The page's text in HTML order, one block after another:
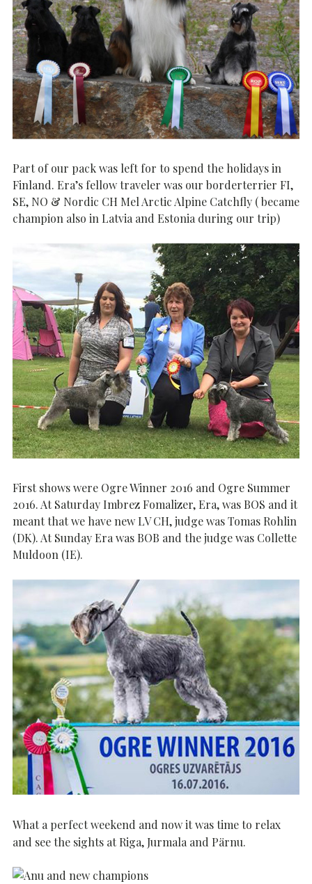
Part of our pack was left for to spend the holidays in
Finland. Era’s fellow traveler was our borderterrier FI,
SE, NO & Nordic CH Mel Arctic Alpine Catchfly ( became
champion also in Latvia and Estonia during our trip)
First shows were Ogre Winner 2016 and Ogre Summer
2016. At Saturday Imbrez Fomalizer, Era, was BOS and it
meant that we have new LV CH, judge was Tomas Rohlin
(DK). At Sunday Era was BOB and thejudge was Collette
Muldoon (IE).
What a perfect weekend and now it was time to relax
and see the sights at Riga, Jurmala and Pärnu.